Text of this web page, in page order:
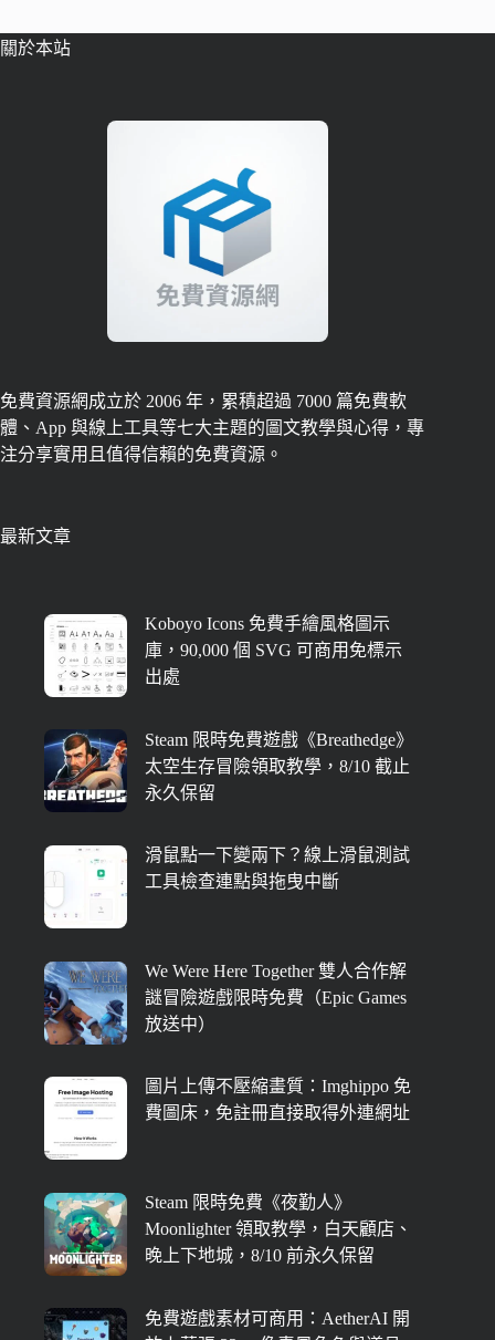
關於本站
免費資源網成立於 2006 年，累積超過 7000 篇免費軟
體、App 與線上工具等七大主題的圖文教學與心得，專
注分享實用且值得信賴的免費資源。
最新文章
Koboyo Icons 免費手繪風格圖示
庫，90,000 個 SVG 可商用免標示
出處
Steam 限時免費遊戲《Breathedge》
太空生存冒險領取教學，8/10 截止
永久保留
滑鼠點一下變兩下？線上滑鼠測試
工具檢查連點與拖曳中斷
We Were Here Together 雙人合作解
謎冒險遊戲限時免費（Epic Games
放送中）
圖片上傳不壓縮畫質：Imghippo 免
費圖床，免註冊直接取得外連網址
Steam 限時免費《夜勤人》
Moonlighter 領取教學，白天顧店、
晚上下地城，8/10 前永久保留
免費遊戲素材可商用：AetherAI 開